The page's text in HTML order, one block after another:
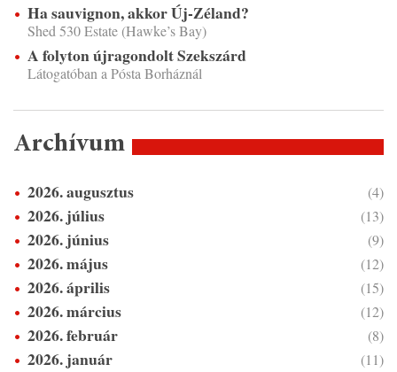
Ha sauvignon, akkor Új-Zéland?
Shed 530 Estate (Hawke’s Bay)
A folyton újragondolt Szekszárd
Látogatóban a Pósta Borháznál
Archívum
2026. augusztus (4)
2026. július (13)
2026. június (9)
2026. május (12)
2026. április (15)
2026. március (12)
2026. február (8)
2026. január (11)